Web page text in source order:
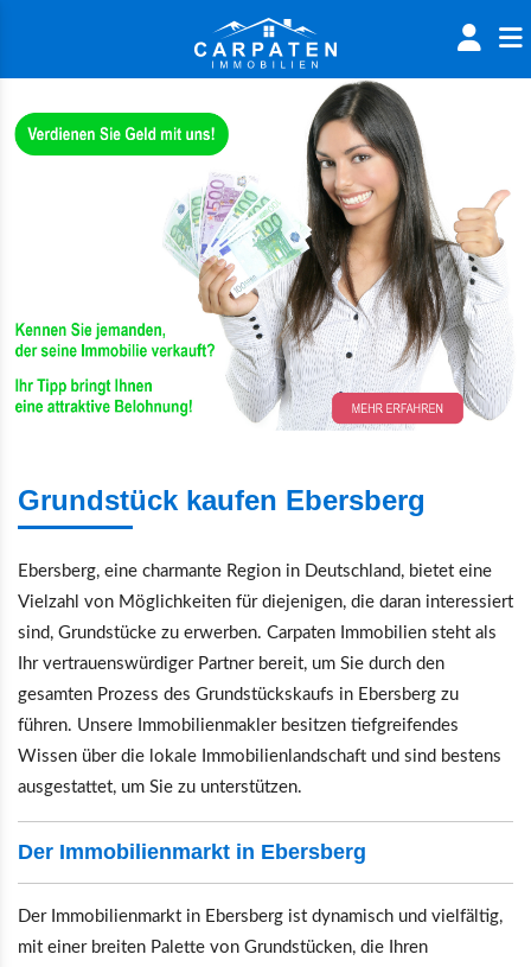
Grundstück kaufen Ebersberg
Ebersberg, eine charmante Region in Deutschland, bietet eine
Vielzahl von Möglichkeiten für diejenigen, die daran interessiert
sind, Grundstücke zu erwerben. Carpaten Immobilien steht als
Ihr vertrauenswürdiger Partner bereit, um Sie durch den
gesamten Prozess des Grundstückskaufs in Ebersberg zu
führen. Unsere Immobilienmakler besitzen tiefgreifendes
Wissen über die lokale Immobilienlandschaft und sind bestens
ausgestattet, um Sie zu unterstützen.
Der Immobilienmarkt in Ebersberg
Der Immobilienmarkt in Ebersberg ist dynamisch und vielfältig,
mit einer breiten Palette von Grundstücken, die Ihren